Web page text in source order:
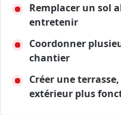
Remplacer un sol
entretenir
Coordonner
chantier
Créer une
extérieur plus